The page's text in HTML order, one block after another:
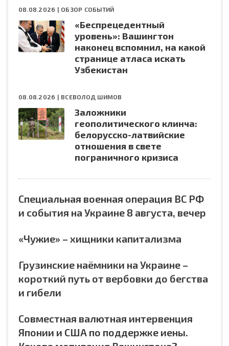
08.08.2026 | ОБЗОР СОБЫТИЙ
«Беспрецедентный
уровень»: Вашингтон
наконец вспомнил, на какой
странице атласа искать
Узбекистан
08.08.2026 | ВСЕВОЛОД ШИМОВ
Заложники
геополитического клинча:
белорусско-латвийские
отношения в свете
пограничного кризиса
Специальная военная операция ВС РФ
и события на Украине 8 августа, вечер
«Чужие» – хищники капитализма
Грузинские наёмники на Украине –
короткий путь от вербовки до бегства
и гибели
Совместная валютная интервенция
Японии и США по поддержке иены.